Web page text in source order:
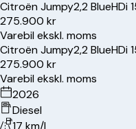
CitroënJumpy2,2 BlueHDi
275.900 kr
Varebil ekskl. moms
CitroënJumpy2,2 BlueHDi
275.900 kr
Varebil ekskl. moms
2026
Diesel
17 km/l